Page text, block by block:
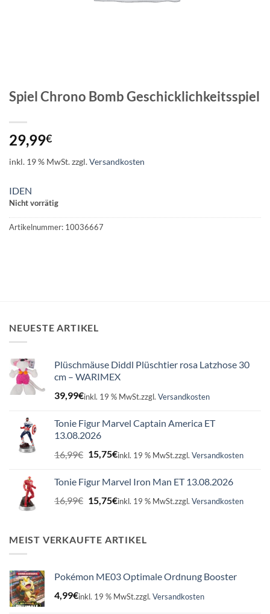
Spiel Chrono Bomb Geschicklichkeitsspiel
29,99€
inkl. 19 % MwSt.zzgl.Versandkosten
IDEN
Nicht vorrätig
Artikelnummer: 10036667
NEUESTE ARTIKEL
Plüschmäuse Diddl Plüschtier rosa Latzhose 30
cm – WARIMEX
39,99€inkl. 19 % MwSt.zzgl. Versandkosten
Tonie Figur Marvel Captain America ET
13.08.2026
16,99€ Ursprünglicher
Preis
16,99€
15,75€Aktueller
15,75€.
inkl. 19 % MwSt.zzgl. Versandkosten
Tonie Figur Marvel Iron Man ET 13.08.2026
16,99€ Ursprünglicher
Preis
16,99€
15,75€Aktueller
15,75€.
inkl. 19 % MwSt.zzgl. Versandkosten
MEIST VERKAUFTE ARTIKEL
Pokémon ME03 Optimale Ordnung Booster
4,99€inkl. 19 % MwSt.zzgl. Versandkosten